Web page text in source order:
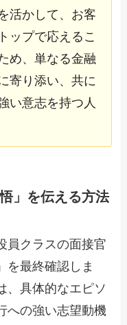
活かして、お客
ップで応えるこ
め、単なる金融
寄り添い、共に
い意志を持つ人
」を伝える方法
員クラスの面接官
を最終確認しま
、具体的なエピソ
への強い志望動機